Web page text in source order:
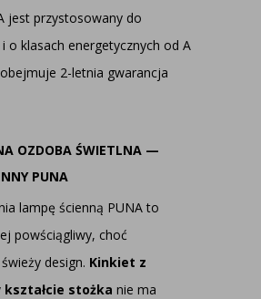
jest przystosowany do
o klasach energetycznych od A
2-letnia gwarancja
OZDOBA ŚWIETLNA —
PUNA
lampę ścienną PUNA to
powściągliwy, choć
design. Kinkiet z
kształcie stożka nie ma